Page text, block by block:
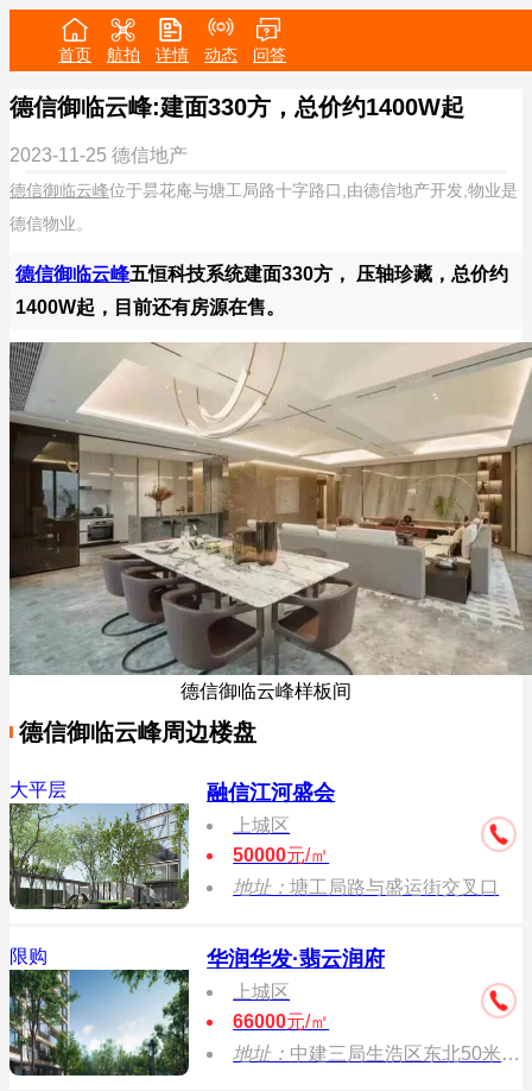
首页 航拍 详情 动态 问答
德信御临云峰:建面330方，总价约1400W起
2023-11-25 德信地产
德信御临云峰位于昙花庵与塘工局路十字路口,由德信地产开发,物业是
德信物业。
德信御临云峰五恒科技系统建面330方， 压轴珍藏，总价约
1400W起，目前还有房源在售。
德信御临云峰样板间
德信御临云峰周边楼盘
大平层 融信江河盛会
上城区
50000元/㎡
地址：塘工局路与盛运街交叉口
限购 华润华发·翡云润府
上城区
66000元/㎡
地址： 中建三局生浩区东北50米(环站东路东)